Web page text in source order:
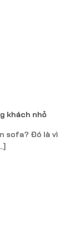
khách nhỏ
sofa? Đó là vì